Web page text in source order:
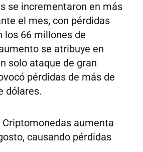
se incrementaron en más
el mes, con pérdidas
los 66 millones de
se atribuye en
solo ataque de gran
pérdidas de más de
dólares.
Criptomonedas aumenta
causando pérdidas